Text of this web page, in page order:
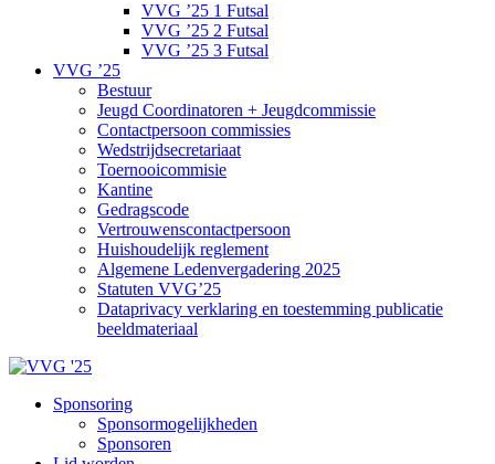
VVG ’25 1 Futsal
VVG ’25 2 Futsal
VVG ’25 3 Futsal
VVG ’25
Bestuur
Jeugd Coordinatoren + Jeugdcommissie
Contactpersoon commissies
Wedstrijdsecretariaat
Toernooicommisie
Kantine
Gedragscode
Vertrouwenscontactpersoon
Huishoudelijk reglement
Algemene Ledenvergadering 2025
Statuten VVG’25
Dataprivacy verklaring en toestemming publicatie
beeldmateriaal
Sponsoring
Sponsormogelijkheden
Sponsoren